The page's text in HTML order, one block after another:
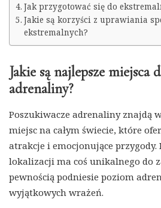
Jak przygotować się do
Jakie są korzyści z uprawiania
ekstremalnych?
Jakie są najlepsze miejsca
adrenaliny?
Poszukiwacze adrenaliny znajdą
miejsc na całym świecie, które
atrakcje i emocjonujące przygody.
lokalizacji ma coś unikalnego do
pewnością podniesie poziom
wyjątkowych wrażeń.